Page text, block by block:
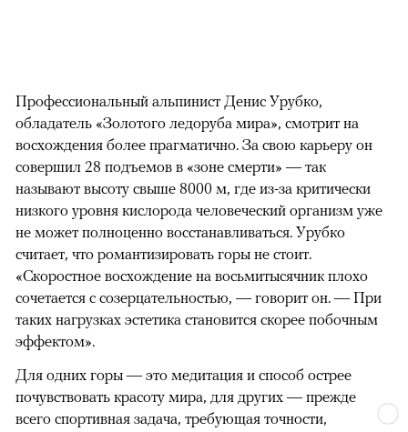
Профессиональный альпинист Денис Урубко,
обладатель «Золотого ледоруба мира», смотрит на
восхождения более прагматично. За свою карьеру он
совершил 28 подъемов в «зоне смерти» — так
называют высоту свыше 8000 м, где из-за критически
низкого уровня кислорода человеческий организм уже
не может полноценно восстанавливаться. Урубко
считает, что романтизировать горы не стоит.
«Скоростное восхождение на восьмитысячник плохо
сочетается с созерцательностью, — говорит он. — При
таких нагрузках эстетика становится скорее побочным
эффектом».
Для одних горы — это медитация и способ острее
почувствовать красоту мира, для других — прежде
всего спортивная задача, требующая точности,